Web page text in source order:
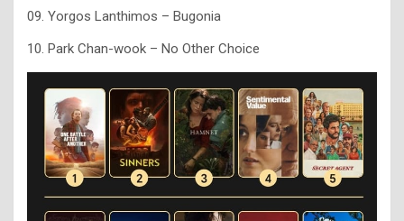
09. Yorgos Lanthimos – Bugonia
10. Park Chan-wook – No Other Choice